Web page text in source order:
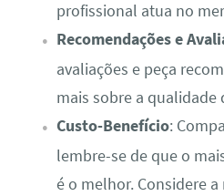
profissional atua no
Recomendações e
avaliações e peça
mais sobre a qualidade
Custo-Benefício:
lembre-se de que o
é o melhor. Considere